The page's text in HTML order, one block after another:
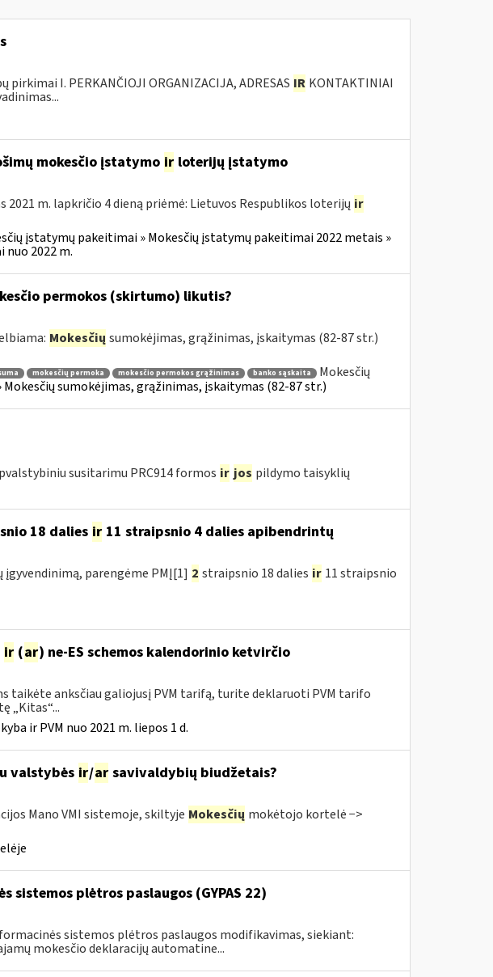
pirkimai I. PERKANČIOJI ORGANIZACIJA, ADRESAS IR KONTAKTINIAI
mokesčio įstatymo irloterijų įstatymo
m. lapkričio 4 dieną priėmė: Lietuvos Respublikos loterijų ir
įstatymų pakeitimai » Mokesčių įstatymų pakeitimai 2022 metais »
2022 m.
permokos (skirtumo) likutis?
Mokesčių sumokėjimas, grąžinimas, įskaitymas (82-87 str.)
mokesčių permoka mokesčio permokos grąžinimas banko sąskaita
Mokesčių
sumokėjimas, grąžinimas, įskaitymas (82-87 str.)
susitarimu PRC914 formos ir jos pildymo taisyklių
18 dalies ir11 straipsnio 4 dalies apibendrintų
parengėme PMĮ[1] 2 straipsnio 18 dalies ir 11 straipsnio
ir(ar) ne-ES schemos kalendorinio ketvirčio
taikėte anksčiau galiojusį PVM tarifą, turite deklaruoti PVM tarifo
„Kitas“...
ir PVM nuo 2021 m. liepos 1 d.
valstybės ir/arsavivaldybių biudžetais?
Mano VMI sistemoje, skiltyje Mokesčių mokėtojo kortelė −>
plėtros paslaugos (GYPAS 22)
sistemos plėtros paslaugos modifikavimas, siekiant:
mokesčio deklaracijų automatine...